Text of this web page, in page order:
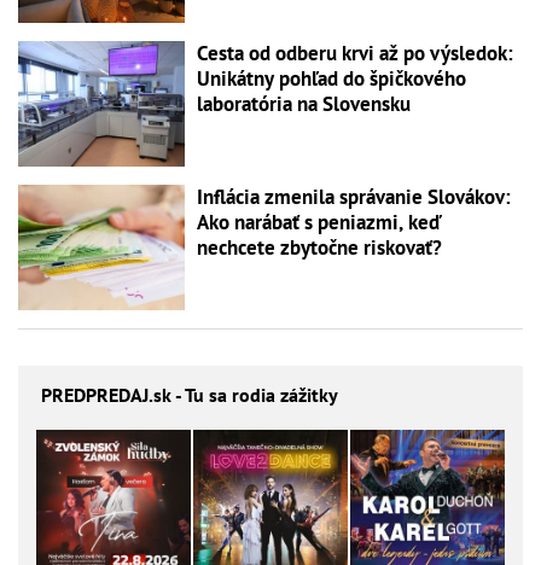
Cesta od odberu krvi až po výsledok:
Unikátny pohľad do špičkového
laboratória na Slovensku
Inflácia zmenila správanie Slovákov:
Ako narábať s peniazmi, keď
nechcete zbytočne riskovať?
PREDPREDAJ.sk - Tu sa rodia zážitky